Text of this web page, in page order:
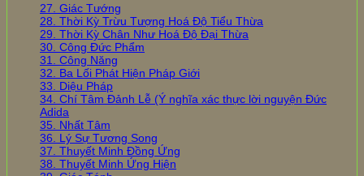
27. Giác Tướng
28. Thời Kỳ Trừu Tượng Hoá Độ Tiểu Thừa
29. Thời Kỳ Chân Như Hoá Độ Đại Thừa
30. Công Đức Phẩm
31. Công Năng
32. Ba Lối Phát Hiện Pháp Giới
33. Diệu Pháp
34. Chí Tâm Đảnh Lễ (Ý nghĩa xác thực lời nguyện Đức
Adida
35. Nhất Tâm
36. Lý Sự Tương Song
37. Thuyết Minh Đồng Ứng
38. Thuyết Minh Ứng Hiện